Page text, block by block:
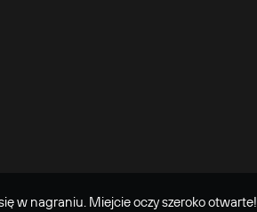
w nagraniu. Miejcie oczy szeroko otwarte!